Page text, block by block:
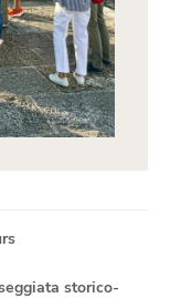
storico-